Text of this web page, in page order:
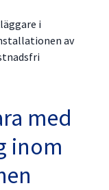
i
av
med
inom